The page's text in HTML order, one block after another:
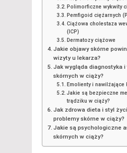
Polimorficzne wykwity
Pemfigoid ciężarnych
Ciążowa cholestaza
(ICP)
Dermatozy ciążowe
Jakie objawy skórne
wizyty u lekarza?
Jak wygląda diagnostyka
skórnych w ciąży?
Emolienty i nawilżające
Jakie są bezpieczne
trądziku w ciąży?
Jak zdrowa dieta i styl
problemy skórne w ciąży?
Jakie są psychologiczne
skórnych w ciąży?